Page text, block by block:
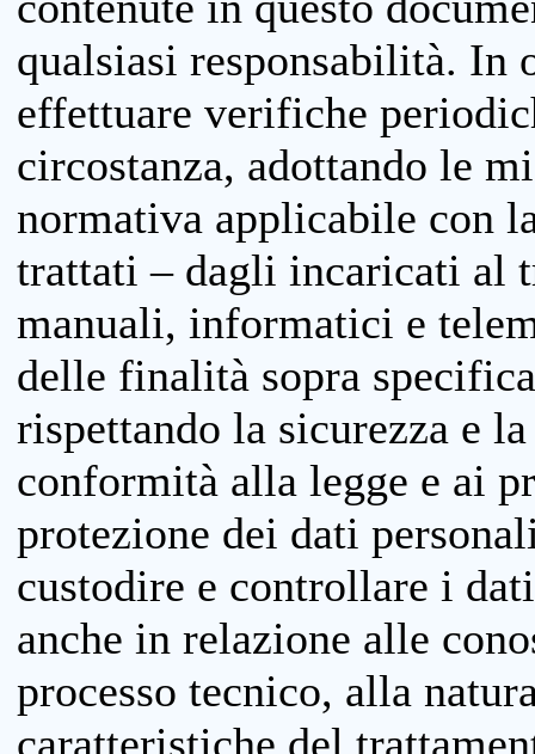
qualsiasi responsabilità. In
effettuare verifiche
circostanza, adottando le
normativa applicabile con
trattati – dagli incaricati al
manuali, informatici e
delle finalità sopra
rispettando la sicurezza e
conformità alla legge e ai
protezione dei dati
custodire e controllare i
anche in relazione alle
processo tecnico, alla
caratteristiche del